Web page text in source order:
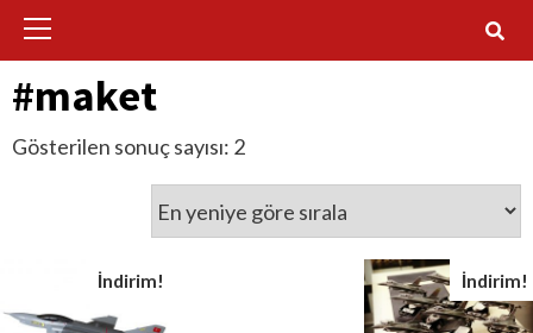
Primary
#maket
Gösterilen sonuç sayısı: 2
İndirim! İndirim!